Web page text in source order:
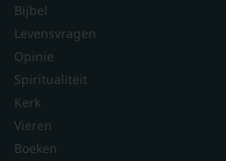
Bijbel
Levensvragen
Opinie
Spiritualiteit
Kerk
Vieren
Boeken